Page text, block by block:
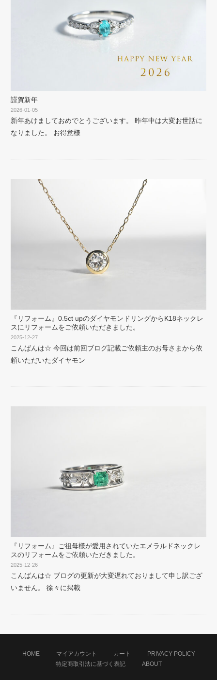
謹賀新年
2026-01-05
新年あけましておめでとうございます。 昨年中は大変お世話に
なりました。 お得意様
『リフォーム』0.5ct upのダイヤモンドリングからK18ネックレ
スにリフォームをご依頼いただきました。
2025-12-27
こんばんは☆ 今回は前回ブログ記載ご依頼主のお母さまから依
頼いただいたダイヤモン
『リフォーム』ご祖母様が愛用されていたエメラルドネックレ
スのリフォームをご依頼いただきました。
2025-12-26
こんばんは☆ ブログの更新が大変遅れておりまして申し訳ござ
いません。 徐々に掲載
HOME マイアカウント カート
PRIVACY POLICY
特定商取引法に基づく表記
ABOUT